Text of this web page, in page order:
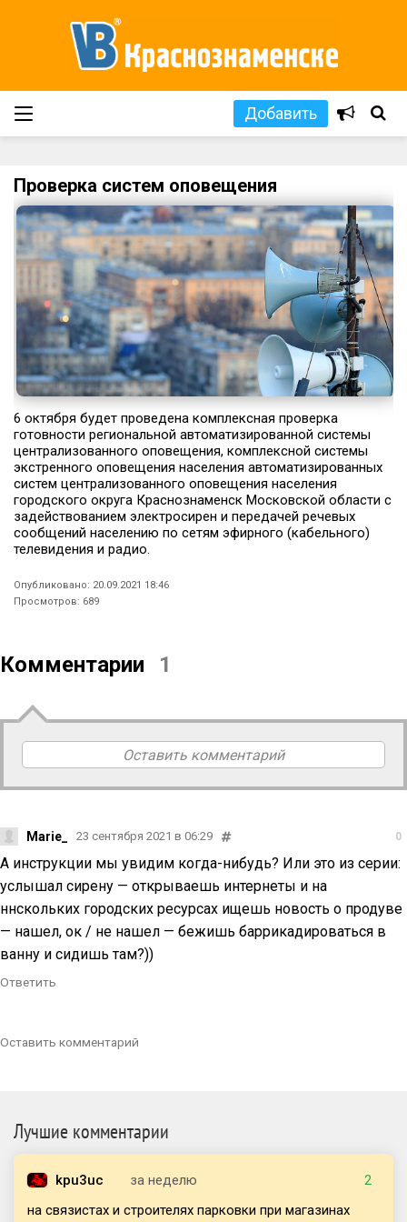
Добавить
Проверка систем оповещения
6 октября будет проведена комплексная проверка
готовности региональной автоматизированной системы
централизованного оповещения, комплексной системы
экстренного оповещения населения автоматизированных
систем централизованного оповещения населения
городского округа Краснознаменск Московской области с
задействованием электросирен и передачей речевых
сообщений населению по сетям эфирного (кабельного)
телевидения и радио.
Опубликовано: 20.09.2021 18:46
Просмотров: 689
Комментарии 1
Оставить комментарий
Marie_ 23 сентября 2021 в 06:29 0
А инструкции мы увидим когда-нибудь? Или это из серии:
услышал сирену — открываешь интернеты и на
ннскольких городских ресурсах ищешь новость о продуве
— нашел, ок / не нашел — бежишь баррикадироваться в
ванну и сидишь там?))
Ответить
Оставить комментарий
Лучшие комментарии
kpu3uc за неделю
2
на связистах и строителях парковки при магазинах